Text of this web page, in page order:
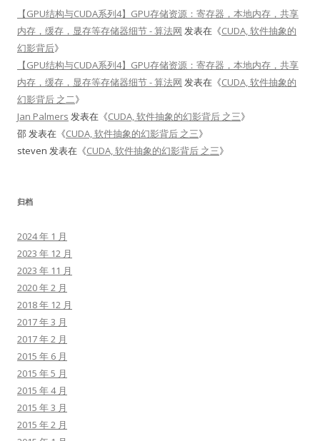
【GPU结构与CUDA系列4】GPU存储资源：寄存器，本地内存，共享
内存，缓存，显存等存储器细节 - 算法网 发表在《CUDA, 软件抽象的
幻影背后》
【GPU结构与CUDA系列4】GPU存储资源：寄存器，本地内存，共享
内存，缓存，显存等存储器细节 - 算法网 发表在《CUDA, 软件抽象的
幻影背后 之二》
Jan Palmers 发表在《CUDA, 软件抽象的幻影背后 之三》
邵发表在《CUDA, 软件抽象的幻影背后 之三》
steven 发表在《CUDA, 软件抽象的幻影背后 之三》
归档
2024 年 1 月
2023 年 12 月
2023 年 11 月
2020 年 2 月
2018 年 12 月
2017 年 3 月
2017 年 2 月
2015 年 6 月
2015 年 5 月
2015 年 4 月
2015 年 3 月
2015 年 2 月